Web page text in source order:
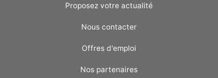
Proposez votre actualité
Nous contacter
Offres d'emploi
Nos partenaires